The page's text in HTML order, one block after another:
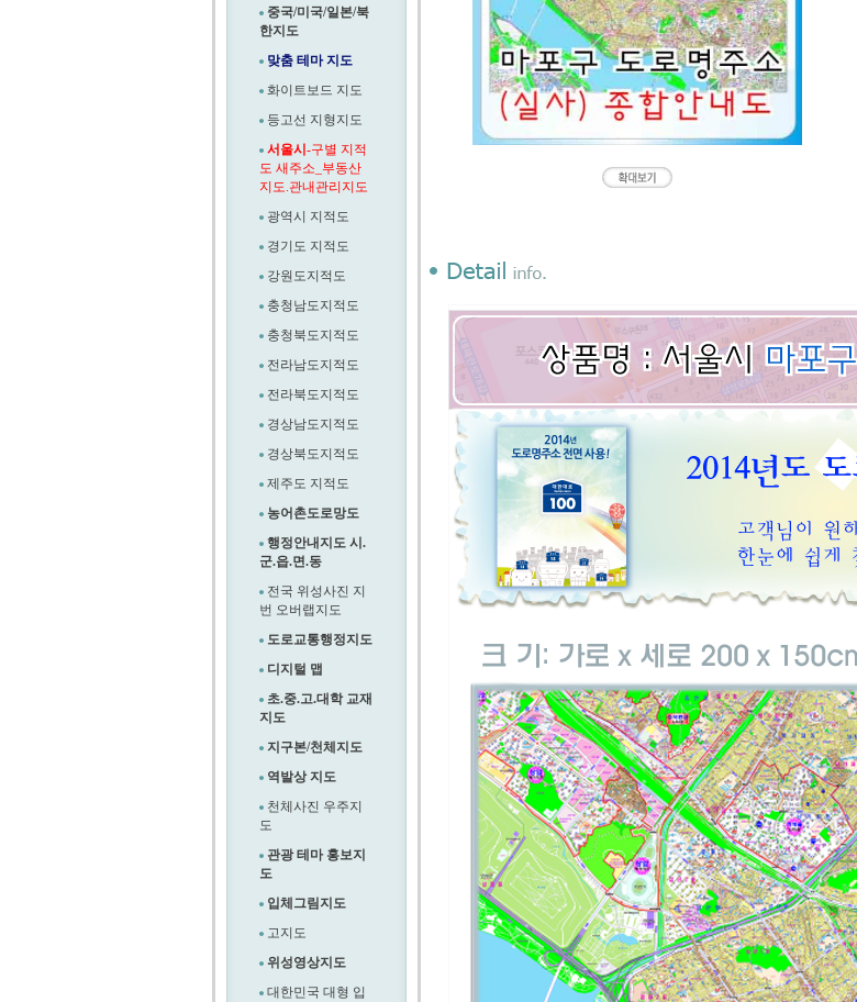
중국/미국/일본/북
한지도
맞춤 테마 지도
화이트보드 지도
등고선 지형지도
서울시 -구별 지적
도 새주소_부동산
지도.관내관리지도
광역시 지적도
경기도 지적도
강원도지적도
충청남도지적도
충청북도지적도
전라남도지적도
전라북도지적도
경상남도지적도
경상북도지적도
제주도 지적도
농어촌도로망도
행정안내지도 시.
군.읍.면.동
전국 위성사진 지
번 오버랩지도
도로교통행정지도
디지털 맵
초.중.고.대학 교재
지도
지구본/천체지도
역발상 지도
천체사진 우주지
도
관광 테마 홍보지
도
입체그림지도
고지도
위성영상지도
대한민국 대형 입